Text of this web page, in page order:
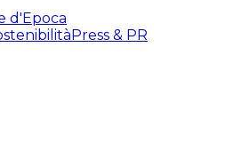
d'Epoca
Press & PR